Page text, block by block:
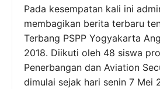
Pada kesempatan kali ini
membagikan berita terbaru
Terbang PSPP Yogyakarta
2018. Diikuti oleh 48 siswa
Penerbangan dan Aviation
dimulai sejak hari senin 7 Mei